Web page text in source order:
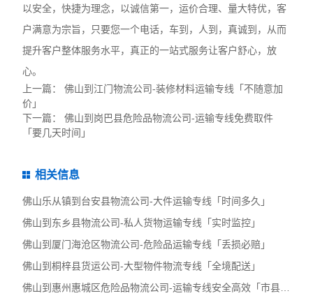
以安全，快捷为理念，以诚信第一，运价合理、量大特优，客
户满意为宗旨，只要您一个电话，车到，人到，真诚到，从而
提升客户整体服务水平，真正的一站式服务让客户舒心，放
心。
上一篇：佛山到江门物流公司-装修材料运输专线「不随意加
价」
下一篇：佛山到岗巴县危险品物流公司-运输专线免费取件
「要几天时间」
相关信息
佛山乐从镇到台安县物流公司-大件运输专线「时间多久」
佛山到东乡县物流公司-私人货物运输专线「实时监控」
佛山到厦门海沧区物流公司-危险品运输专线「丢损必赔」
佛山到桐梓县货运公司-大型物件物流专线「全境配送」